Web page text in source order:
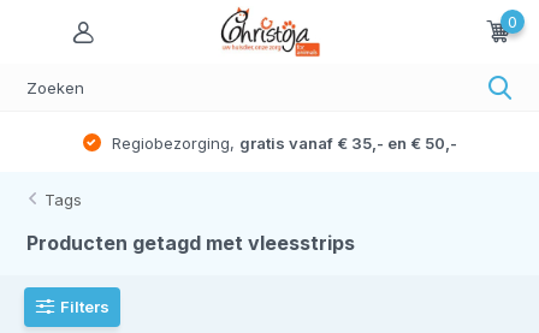
0
Regiobezorging, gratis vanaf € 35,- en € 50,-
Tags
Producten getagd met vleesstrips
Filters